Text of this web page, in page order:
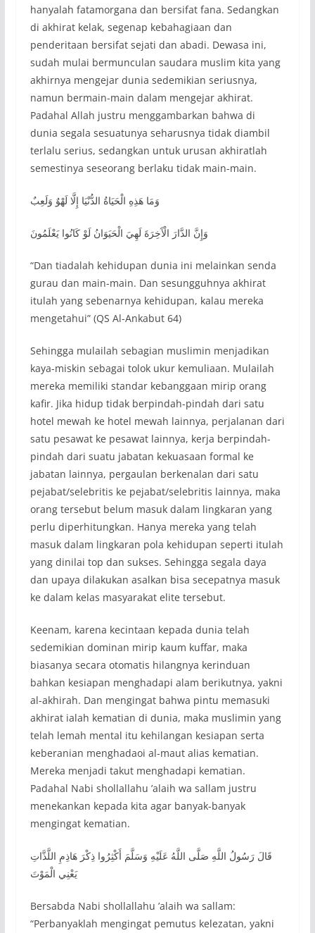
hanyalah fatamorgana dan bersifat fana. Sedangkan
di akhirat kelak, segenap kebahagiaan dan
penderitaan bersifat sejati dan abadi. Dewasa ini,
sudah mulai bermunculan saudara muslim kita yang
akhirnya mengejar dunia sedemikian seriusnya,
namun bermain-main dalam mengejar akhirat.
Padahal Allah justru menggambarkan bahwa di
dunia segala sesuatunya seharusnya tidak diambil
terlalu serius, sedangkan untuk urusan akhiratlah
semestinya seseorang berlaku tidak main-main.
وَمَا هَذِهِ الْحَيَاةُ الدُّنْيَا إِلَّا لَهْوٌ وَلَعِبٌ
وَإِنَّ الدَّارَ الْآَخِرَةَ لَهِيَ الْحَيَوَانُ لَوْ كَانُوا يَعْلَمُونَ
“Dan tiadalah kehidupan dunia ini melainkan senda
gurau dan main-main. Dan sesungguhnya akhirat
itulah yang sebenarnya kehidupan, kalau mereka
mengetahui” (QS Al-Ankabut 64)
Sehingga mulailah sebagian muslimin menjadikan
kaya-miskin sebagai tolok ukur kemuliaan. Mulailah
mereka memiliki standar kebanggaan mirip orang
kafir. Jika hidup tidak berpindah-pindah dari satu
hotel mewah ke hotel mewah lainnya, perjalanan dari
satu pesawat ke pesawat lainnya, kerja berpindah-
pindah dari suatu jabatan kekuasaan formal ke
jabatan lainnya, pergaulan berkenalan dari satu
pejabat/selebritis ke pejabat/selebritis lainnya, maka
orang tersebut belum masuk dalam lingkaran yang
perlu diperhitungkan. Hanya mereka yang telah
masuk dalam lingkaran pola kehidupan seperti itulah
yang dinilai top dan sukses. Sehingga segala daya
dan upaya dilakukan asalkan bisa secepatnya masuk
ke dalam kelas masyarakat elite tersebut.
Keenam, karena kecintaan kepada dunia telah
sedemikian dominan mirip kaum kuffar, maka
biasanya secara otomatis hilangnya kerinduan
bahkan kesiapan menghadapi alam berikutnya, yakni
al-akhirah. Dan mengingat bahwa pintu memasuki
akhirat ialah kematian di dunia, maka muslimin yang
telah lemah mental itu kehilangan kesiapan serta
keberanian menghadaoi al-maut alias kematian.
Mereka menjadi takut menghadapi kematian.
Padahal Nabi shollallahu ’alaih wa sallam justru
menekankan kepada kita agar banyak-banyak
mengingat kematian.
قَالَ رَسُولُ اللَّهِ صَلَّى اللَّهُ عَلَيْهِ وَسَلَّمَ أَكْثِرُوا ذِكْرَ هَاذِمِ اللَّذَّاتِ
يَعْنِي الْمَوْتَ
Bersabda Nabi shollallahu ’alaih wa sallam:
“Perbanyaklah mengingat pemutus kelezatan, yakni